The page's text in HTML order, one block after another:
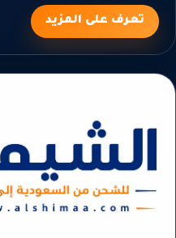
تعرف على المزيد